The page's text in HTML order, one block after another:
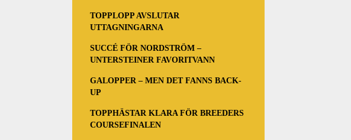
TOPPLOPP AVSLUTAR
UTTAGNINGARNA
SUCCÉ FÖR NORDSTRÖM –
UNTERSTEINER FAVORITVANN
GALOPPER – MEN DET FANNS BACK-
UP
TOPPHÄSTAR KLARA FÖR BREEDERS
COURSEFINALEN